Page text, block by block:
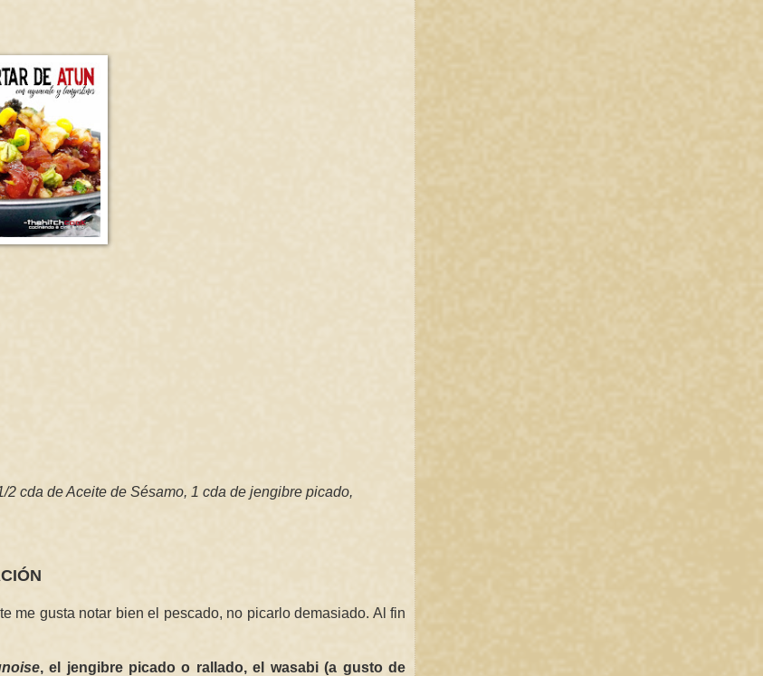
cda de Aceite de Sésamo, 1 cda de jengibre picado,
me gusta notar bien el pescado, no picarlo demasiado. Al fin
, el jengibre picado o rallado, el wasabi (a gusto de